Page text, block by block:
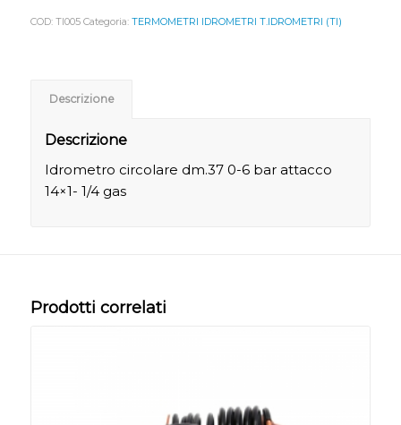
COD: TI005 Categoria: TERMOMETRI IDROMETRI T.IDROMETRI (TI)
Descrizione
Descrizione
Idrometro circolare dm.37 0-6 bar attacco
14×1- 1/4 gas
Prodotti correlati